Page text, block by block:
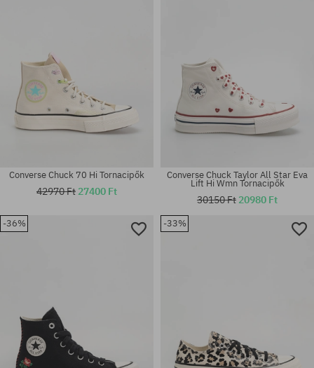
Elérhető méretek:
Elérhető méretek:
Converse Chuck 70 Hi Tornacipők
42970 Ft 27400 Ft
Converse Chuck Taylor All Star Eva
Lift Hi Wmn Tornacipők
30150 Ft 20980 Ft
-36% -33%